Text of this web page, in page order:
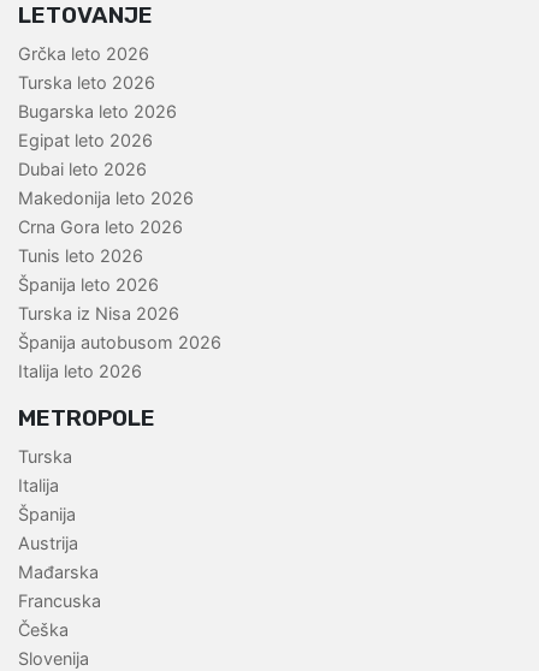
LETOVANJE
Grčka leto 2026
Turska leto 2026
Bugarska leto 2026
Egipat leto 2026
Dubai leto 2026
Makedonija leto 2026
Crna Gora leto 2026
Tunis leto 2026
Španija leto 2026
Turska iz Nisa 2026
Španija autobusom 2026
Italija leto 2026
METROPOLE
Turska
Italija
Španija
Austrija
Mađarska
Francuska
Češka
Slovenija